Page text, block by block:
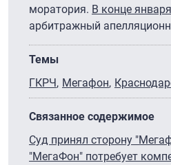
моратория. В конце
арбитражный
Темы
ГКРЧ Мегафон
Связанное содержимое
Суд принял сторону
"МегаФон" потребует